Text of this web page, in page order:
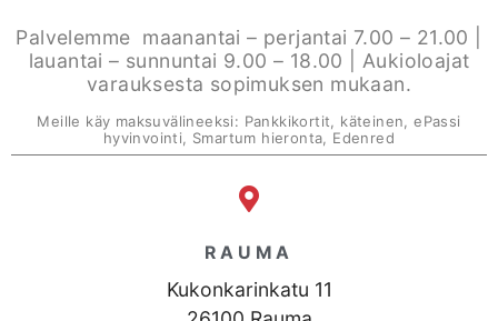
Palvelemme maanantai – perjantai 7.00 – 21.00 |
lauantai – sunnuntai 9.00 – 18.00 | Aukioloajat
varauksesta sopimuksen mukaan.
Meille käy maksuvälineeksi: Pankkikortit, käteinen, ePassi
hyvinvointi, Smartum hieronta, Edenred
RAUMA
Kukonkarinkatu 11